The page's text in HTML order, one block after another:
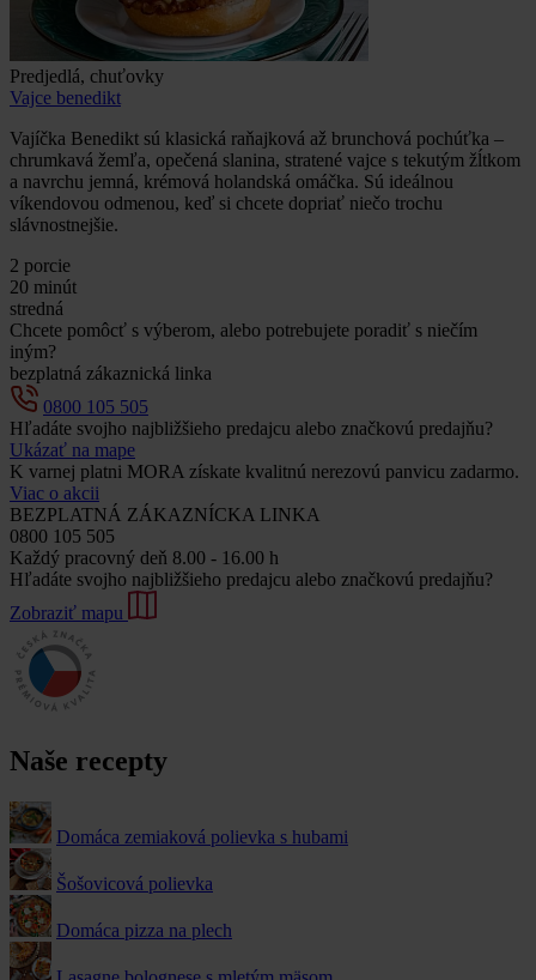
Predjedlá, chuťovky
Vajce benedikt
Vajíčka Benedikt sú klasická raňajková až brunchová pochúťka –
chrumkavá žemľa, opečená slanina, stratené vajce s tekutým žĺtkom
a navrchu jemná, krémová holandská omáčka. Sú ideálnou
víkendovou odmenou, keď si chcete dopriať niečo trochu
slávnostnejšie.
2 porcie
20 minút
stredná
Chcete pomôcť s výberom, alebo potrebujete poradiť s niečím
iným?
bezplatná zákaznická linka
0800 105 505
Hľadáte svojho najbližšieho predajcu alebo značkovú predajňu?
Ukázať na mape
K varnej platni MORA získate kvalitnú nerezovú panvicu zadarmo.
Viac o akcii
BEZPLATNÁ ZÁKAZNÍCKA LINKA
0800 105 505
Každý pracovný deň 8.00 - 16.00 h
Hľadáte svojho najbližšieho predajcu alebo značkovú predajňu?
Zobraziť mapu
Naše recepty
Domáca zemiaková polievka s hubami
Šošovicová polievka
Domáca pizza na plech